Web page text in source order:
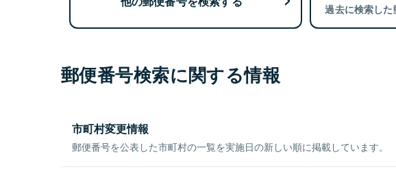
過去に検索した
郵便番号検索に関する情報
市町村変更情報
郵便番号を公表した市町村の一覧を実施日の新しい順に掲載しています。